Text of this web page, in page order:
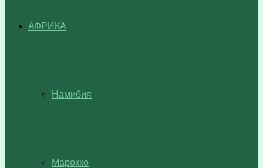
АФРИКА
Намибия
Марокко